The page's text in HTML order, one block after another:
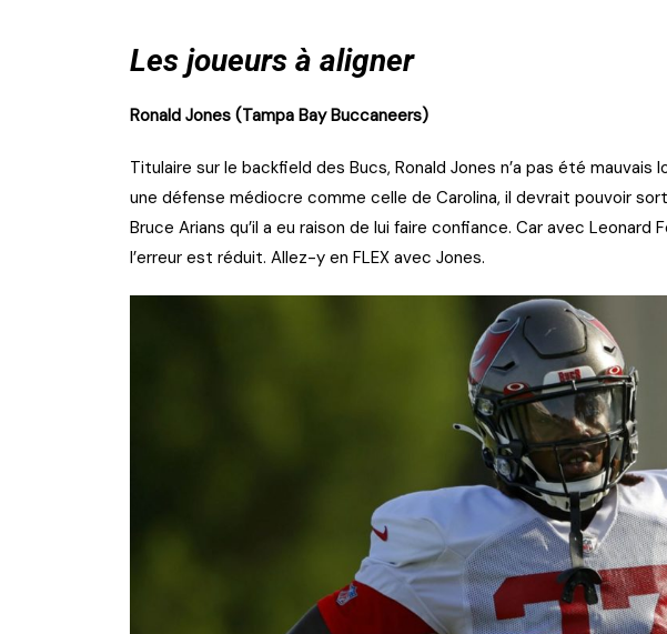
Les joueurs à aligner
Ronald Jones (Tampa Bay Buccaneers)
Titulaire sur le backfield des Bucs, Ronald Jones n’a pas été mauvais
une défense médiocre comme celle de Carolina, il devrait pouvoir
Bruce Arians qu’il a eu raison de lui faire confiance. Car avec
l’erreur est réduit. Allez-y en FLEX avec Jones.